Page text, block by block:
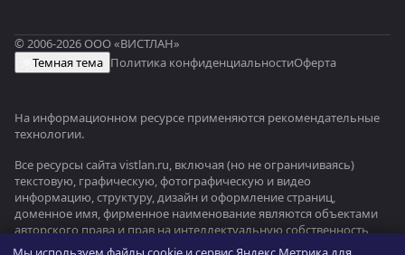
© 2006-2026 ООО «ВИСТЛАН»
Темная тема Политика конфиденциальностиОферта
На информационном ресурсе применяются рекомендательные
технологии.
Все ресурсы сайта vistlan.ru, включая (но не ограничиваясь)
текстовую, графическую, фотографическую и видео
информацию, структуру, дизайн и оформление страниц,
доменное имя, фирменное наименование являются объектами
авторского права и прав на интеллектуальную собственность,
защищены российским законодательством и международными